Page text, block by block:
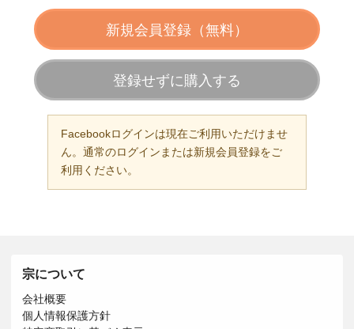
新規会員登録（無料）
登録せずに購入する
Facebookログインは現在ご利用いただけませ
ん。通常のログインまたは新規会員登録をご
利用ください。
宗について
会社概要
個人情報保護方針